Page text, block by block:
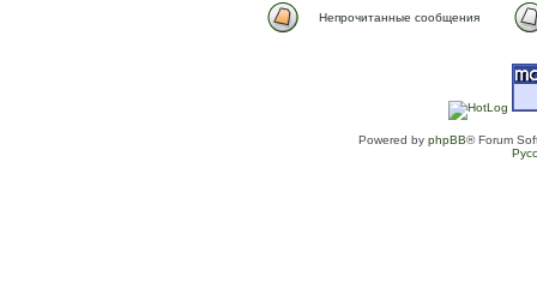
Непрочитанные сообщения
Powered by phpBB® Forum